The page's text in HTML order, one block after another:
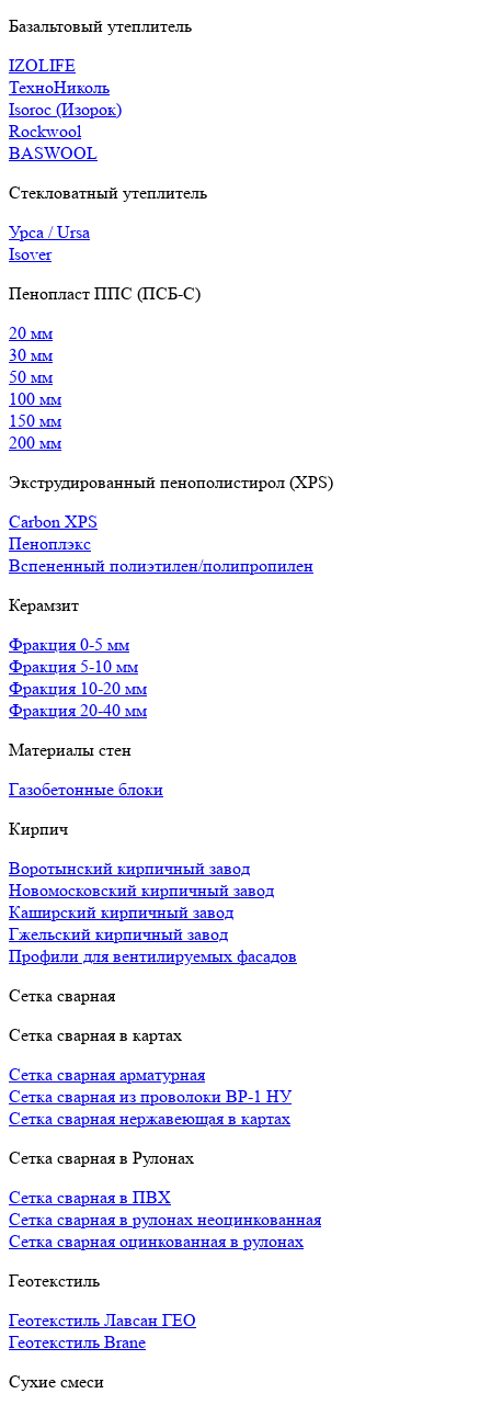
Базальтовый утеплитель
IZOLIFE
ТехноНиколь
Isoroc (Изорок)
Rockwool
BASWOOL
Стекловатный утеплитель
Урса / Ursa
Isover
Пенопласт ППС (ПСБ-С)
20 мм
30 мм
50 мм
100 мм
150 мм
200 мм
Экструдированный пенополистирол (XPS)
Carbon XPS
Пеноплэкс
Вспененный полиэтилен/полипропилен
Керамзит
Фракция 0-5 мм
Фракция 5-10 мм
Фракция 10-20 мм
Фракция 20-40 мм
Материалы стен
Газобетонные блоки
Кирпич
Воротынский кирпичный завод
Новомосковский кирпичный завод
Каширский кирпичный завод
Гжельский кирпичный завод
Профили для вентилируемых фасадов
Сетка сварная
Сетка сварная в картах
Сетка сварная арматурная
Сетка сварная из проволоки ВР-1 НУ
Сетка сварная нержавеющая в картах
Сетка сварная в Рулонах
Сетка сварная в ПВХ
Сетка сварная в рулонах неоцинкованная
Сетка сварная оцинкованная в рулонах
Геотекстиль
Геотекстиль Лавсан ГЕО
Геотекстиль Brane
Сухие смеси